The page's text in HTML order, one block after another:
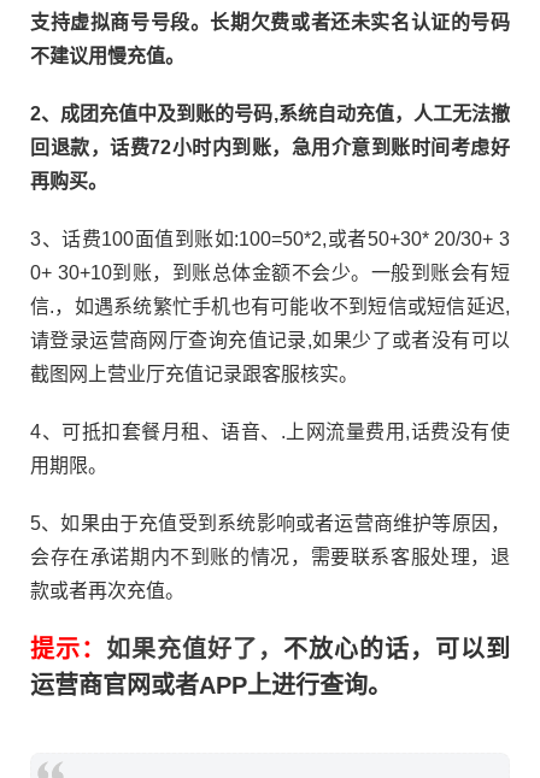
支持虚拟商号号段。长期欠费或者还未实名认证的号码
不建议用慢充值。
2、成团充值中及到账的号码,系统自动充值，人工无法撤
回退款，话费72小时内到账，急用介意到账时间考虑好
再购买。
3、话费100面值到账如:100=50*2,或者50+30* 20/30+ 3
0+ 30+10到账，到账总体金额不会少。一般到账会有短
信.，如遇系统繁忙手机也有可能收不到短信或短信延迟,
请登录运营商网厅查询充值记录,如果少了或者没有可以
截图网上营业厅充值记录跟客服核实。
4、可抵扣套餐月租、语音、.上网流量费用,话费没有使
用期限。
5、如果由于充值受到系统影响或者运营商维护等原因，
会存在承诺期内不到账的情况，需要联系客服处理，退
款或者再次充值。
提示： 如果充值好了， 不放心的话，可以到
运营商官网或者APP上进行查询。